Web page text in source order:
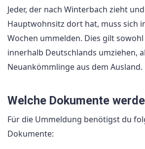
Jeder, der nach Winterbach zieht
Hauptwohnsitz dort hat, muss sich
Wochen ummelden. Dies gilt
innerhalb Deutschlands umziehen,
Neuankömmlinge aus dem Ausland.
Welche Dokumente
Für die Ummeldung benötigst du
Dokumente: